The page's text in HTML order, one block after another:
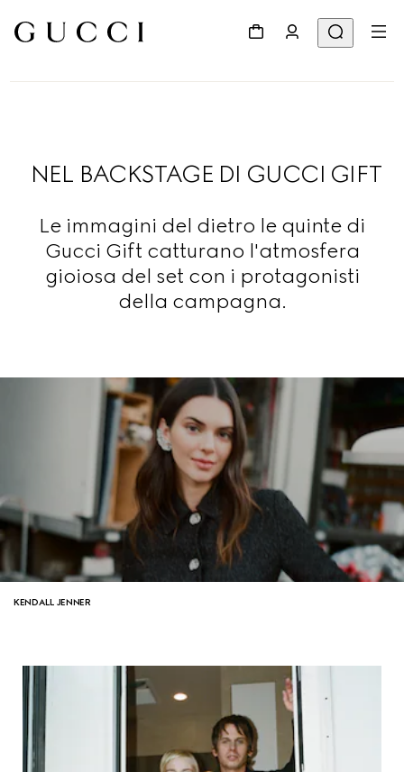
NEL BACKSTAGE DI GUCCI GIFT
Le immagini del dietro le quinte di
Gucci Gift catturano l'atmosfera
gioiosa del set con i protagonisti
della campagna.
KENDALL JENNER